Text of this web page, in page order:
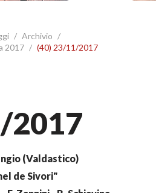
/ Archivio /
2017 / (40) 23/11/2017
2017
(Valdastico)
de Sivori"